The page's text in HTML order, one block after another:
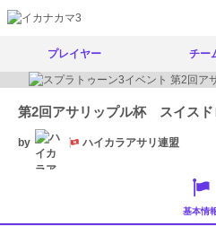
プレイヤー チー
第2回アサリップル杯 スイスド
by ハイカラアサリ連盟
基本情